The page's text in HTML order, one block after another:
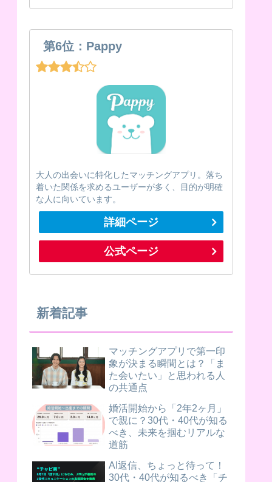
第6位：Pappy
大人の出会いに特化したマッチングアプリ。落ち
着いた関係を求めるユーザーが多く、目的が明確
な人に向いています。
詳細ページ
公式ページ
新着記事
マッチングアプリで第一印
象が決まる瞬間とは？「ま
た会いたい」と思われる人
の共通点
婚活開始から「2年2ヶ月」
で親に？30代・40代が知る
べき、未来を掴むリアルな
道筋
AI返信、ちょっと待って！
30代・40代が知るべき「チ